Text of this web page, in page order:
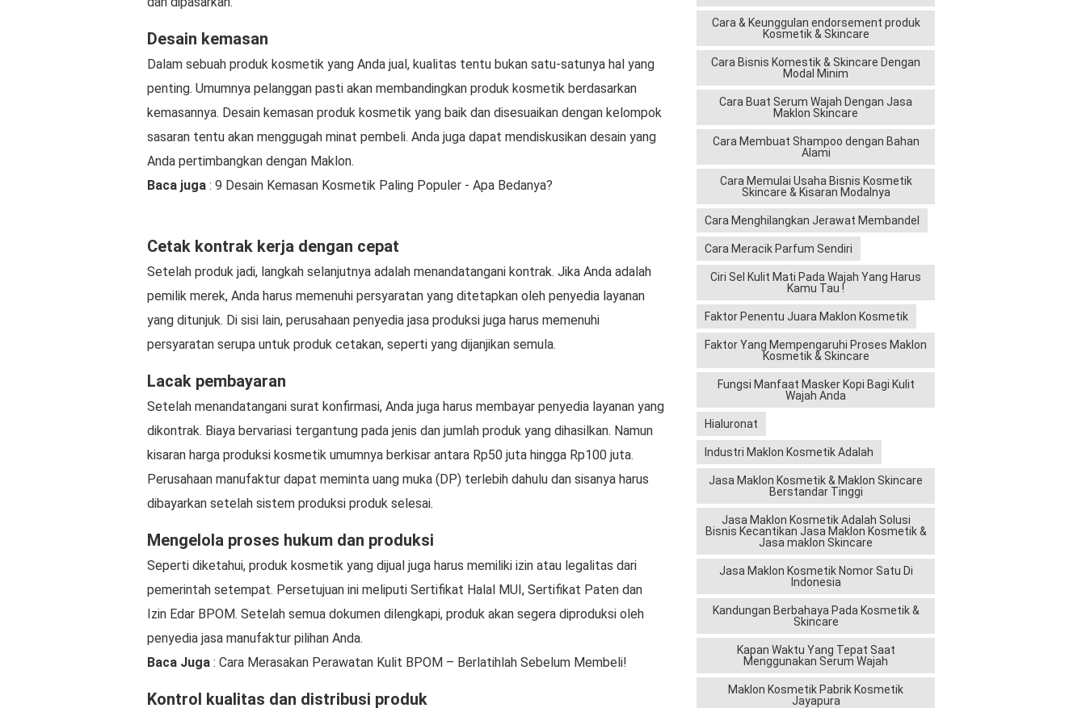
Desain kemasan
Dalam sebuah produk kosmetik yang Anda jual, kualitas tentu bukan satu-satunya hal yang
penting. Umumnya pelanggan pasti akan membandingkan produk kosmetik berdasarkan
kemasannya. Desain kemasan produk kosmetik yang baik dan disesuaikan dengan kelompok
sasaran tentu akan menggugah minat pembeli. Anda juga dapat mendiskusikan desain yang
Anda pertimbangkan dengan Maklon.
Baca juga : 9 Desain Kemasan Kosmetik Paling Populer - Apa Bedanya?
Cetak kontrak kerja dengan cepat
Setelah produk jadi, langkah selanjutnya adalah menandatangani kontrak. Jika Anda adalah
pemilik merek, Anda harus memenuhi persyaratan yang ditetapkan oleh penyedia layanan
yang ditunjuk. Di sisi lain, perusahaan penyedia jasa produksi juga harus memenuhi
persyaratan serupa untuk produk cetakan, seperti yang dijanjikan semula.
Lacak pembayaran
Setelah menandatangani surat konfirmasi, Anda juga harus membayar penyedia layanan yang
dikontrak. Biaya bervariasi tergantung pada jenis dan jumlah produk yang dihasilkan. Namun
kisaran harga produksi kosmetik umumnya berkisar antara Rp50 juta hingga Rp100 juta.
Perusahaan manufaktur dapat meminta uang muka (DP) terlebih dahulu dan sisanya harus
dibayarkan setelah sistem produksi produk selesai.
Mengelola proses hukum dan produksi
Seperti diketahui, produk kosmetik yang dijual juga harus memiliki izin atau legalitas dari
pemerintah setempat. Persetujuan ini meliputi Sertifikat Halal MUI, Sertifikat Paten dan
Izin Edar BPOM. Setelah semua dokumen dilengkapi, produk akan segera diproduksi oleh
penyedia jasa manufaktur pilihan Anda.
Baca Juga : Cara Merasakan Perawatan Kulit BPOM – Berlatihlah Sebelum Membeli!
Kontrol kualitas dan distribusi produk
Cara & Keunggulan endorsement produk
Kosmetik & Skincare
Cara Bisnis Komestik & Skincare Dengan
Modal Minim
Cara Buat Serum Wajah Dengan Jasa
Maklon Skincare
Cara Membuat Shampoo dengan Bahan
Alami
Cara Memulai Usaha Bisnis Kosmetik
Skincare & Kisaran Modalnya
Cara Menghilangkan Jerawat Membandel
Cara Meracik Parfum Sendiri
Ciri Sel Kulit Mati Pada Wajah Yang Harus
Kamu Tau !
Faktor Penentu Juara Maklon Kosmetik
Faktor Yang Mempengaruhi Proses Maklon
Kosmetik & Skincare
Fungsi Manfaat Masker Kopi Bagi Kulit
Wajah Anda
Hialuronat
Industri Maklon Kosmetik Adalah
Jasa Maklon Kosmetik & Maklon Skincare
Berstandar Tinggi
Jasa Maklon Kosmetik Adalah Solusi
Bisnis Kecantikan Jasa Maklon Kosmetik &
Jasa maklon Skincare
Jasa Maklon Kosmetik Nomor Satu Di
Indonesia
Kandungan Berbahaya Pada Kosmetik &
Skincare
Kapan Waktu Yang Tepat Saat
Menggunakan Serum Wajah
Maklon Kosmetik Pabrik Kosmetik
Jayapura